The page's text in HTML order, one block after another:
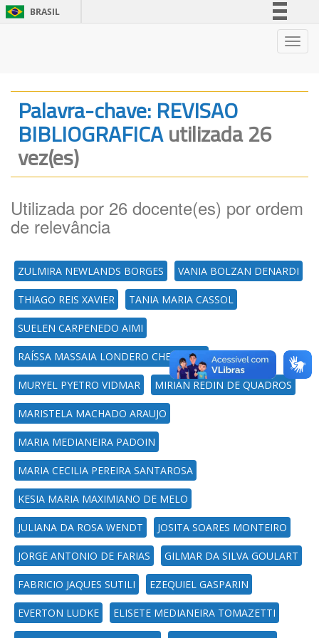
BRASIL
Legislação
Canais
Palavra-chave: REVISAO
BIBLIOGRAFICAutilizada 26
vez(es)
Utilizada por 26 docente(es) por ordem
de relevância
ZULMIRA NEWLANDS BORGES VANIA BOLZAN DENARDI
THIAGO REIS XAVIER TANIA MARIA CASSOL
SUELEN CARPENEDO AIMI
RAÍSSA MASSAIA LONDERO CHEMELLO
MURYEL PYETRO VIDMAR MIRIAN REDIN DE QUADROS
MARISTELA MACHADO ARAUJO
MARIA MEDIANEIRA PADOIN
MARIA CECILIA PEREIRA SANTAROSA
KESIA MARIA MAXIMIANO DE MELO
JULIANA DA ROSA WENDT JOSITA SOARES MONTEIRO
JORGE ANTONIO DE FARIAS GILMAR DA SILVA GOULART
FABRICIO JAQUES SUTILI EZEQUIEL GASPARIN
EVERTON LUDKE ELISETE MEDIANEIRA TOMAZETTI